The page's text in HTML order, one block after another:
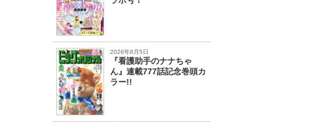
2026年8月5日
『看護助手のナナちゃ
ん』連載777話記念巻頭カ
ラー!!